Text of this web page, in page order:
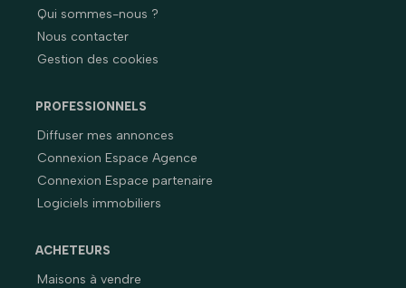
Qui sommes-nous ?
Nous contacter
Gestion des cookies
PROFESSIONNELS
Diffuser mes annonces
Connexion Espace Agence
Connexion Espace partenaire
Logiciels immobiliers
ACHETEURS
Maisons à vendre